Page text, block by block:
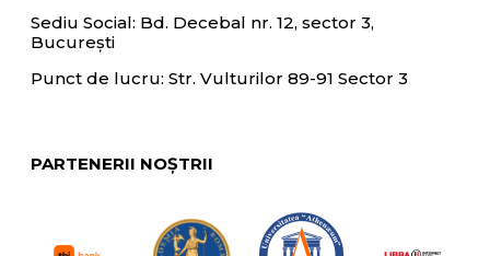
Sediu Social: Bd. Decebal nr. 12, sector 3,
București
Punct de lucru: Str. Vulturilor 89-91 Sector 3
PARTENERII NOȘTRII